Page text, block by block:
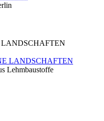
Lehmbaustoffe